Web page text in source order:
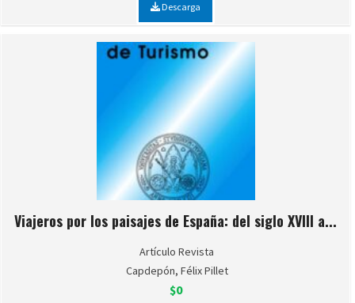
Descarga
Viajeros por los paisajes de España: del siglo XVIII a...
Artículo Revista
Capdepón, Félix Pillet
$0